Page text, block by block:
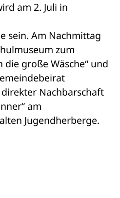
am 2. Juli in
sein. Am Nachmittag
zum
die große Wäsche“ und
direkter Nachbarschaft
am
Jugendherberge.